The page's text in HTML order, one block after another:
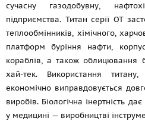
сучасну газодобувну,
підприємства. Титан серії ОТ
теплообмінників, хімічного,
платформ буріння нафти,
кораблів, а також облицювання
хай-тек. Використання
економічно виправдовується
виробів. Біологічна інертність
у медицині — виробництві